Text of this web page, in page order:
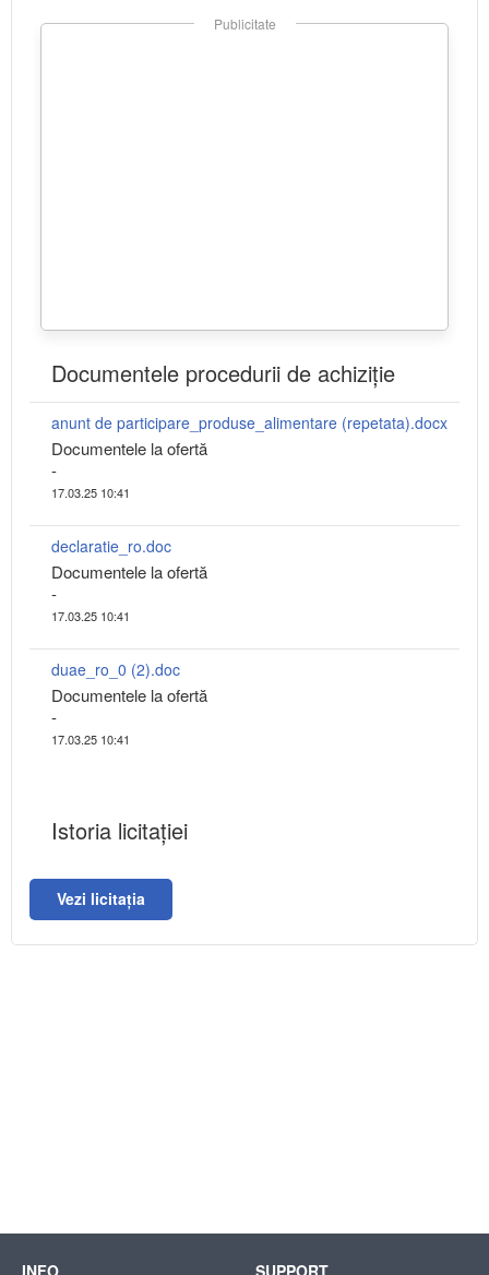
Publicitate
Documentele procedurii de achiziție
anunt de participare_produse_alimentare (repetata).docx
Documentele la ofertă
-
17.03.25 10:41
declaratie_ro.doc
Documentele la ofertă
-
17.03.25 10:41
duae_ro_0 (2).doc
Documentele la ofertă
-
17.03.25 10:41
Istoria licitației
Vezi licitația
INFO SUPPORT